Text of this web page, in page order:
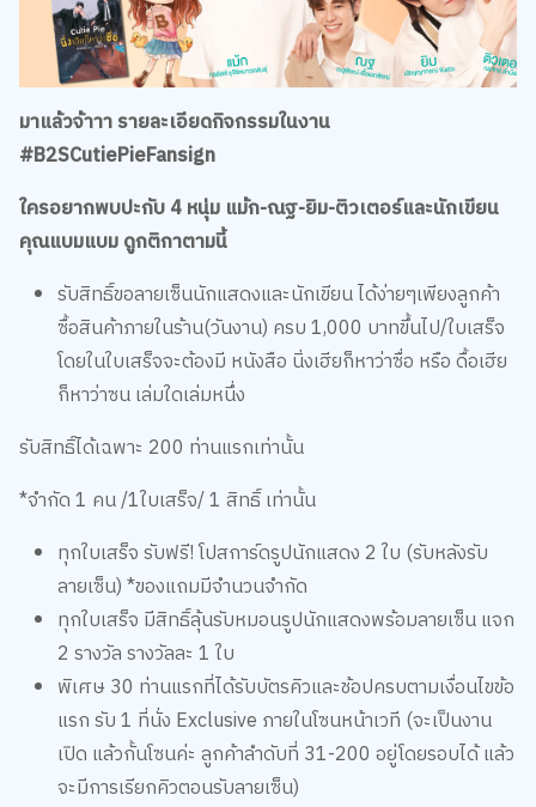
มาแล้วจ้าาา รายละเอียดกิจกรรมในงาน
#B2SCutiePieFansign
ใครอยากพบปะกับ 4 หนุ่ม แม้ก-ณฐ-ยิม-ติวเตอร์และนักเขียน
คุณแบมแบม ดูกติกาตามนี้
รับสิทธิ์ขอลายเซ็นนักแสดงและนักเขียน ได้ง่ายๆเพียงลูกค้า
ซื้อสินค้าภายในร้าน(วันงาน) ครบ 1,000 บาทขึ้นไป/ใบเสร็จ
โดยในใบเสร็จจะต้องมี หนังสือ นิ่งเฮียก็หาว่าซื่อ หรือ ดื้อเฮีย
ก็หาว่าซน เล่มใดเล่มหนึ่ง
รับสิทธิ์ได้เฉพาะ 200 ท่านแรกเท่านั้น
*จำกัด 1 คน /1ใบเสร็จ/ 1 สิทธิ์ เท่านั้น
ทุกใบเสร็จ รับฟรี! โปสการ์ดรูปนักแสดง 2 ใบ (รับหลังรับ
ลายเซ็น) *ของแถมมีจำนวนจำกัด
ทุกใบเสร็จ มีสิทธิ์ลุ้นรับหมอนรูปนักแสดงพร้อมลายเซ็น แจก
2 รางวัล รางวัลละ 1 ใบ
พิเศษ 30 ท่านแรกที่ได้รับบัตรคิวและช้อปครบตามเงื่อนไขข้อ
แรก รับ 1 ที่นั่ง Exclusive ภายในโซนหน้าเวที (จะเป็นงาน
เปิด แล้วกั้นโซนค่ะ ลูกค้าลำดับที่ 31-200 อยู่โดยรอบได้ แล้ว
จะมีการเรียกคิวตอนรับลายเซ็น)